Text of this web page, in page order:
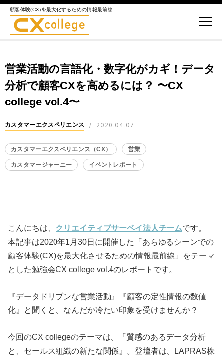
顧客体験(CX)を最大化するための情報最前線
営業活動の言語化・数字化がカギ！データ
分析で顧客CXを高めるには？ 〜CX
college vol.4〜
カスタマーエクスペリエンス / 2020.04.07
カスタマーエクスペリエンス（CX） 営業
カスタマージャーニー イベントレポート
こんにちは、 クリエイティブサーベイ法人チームです。
本記事は2020年1月30日に開催した「あらゆるシーンでの
顧客体験(CX)を最大化させるための情報最前線」をテーマ
とした勉強会CX college vol.4のレポートです。
『データドリブンな営業活動』『顧客の定性情報の数値
化』と聞くと、なんだか冷たい印象を受けませんか？
今回のCX collegeのテーマは、『質感のあるデータ分析
と、セールス組織の新たな関係』。登壇者は、LAPRAS株